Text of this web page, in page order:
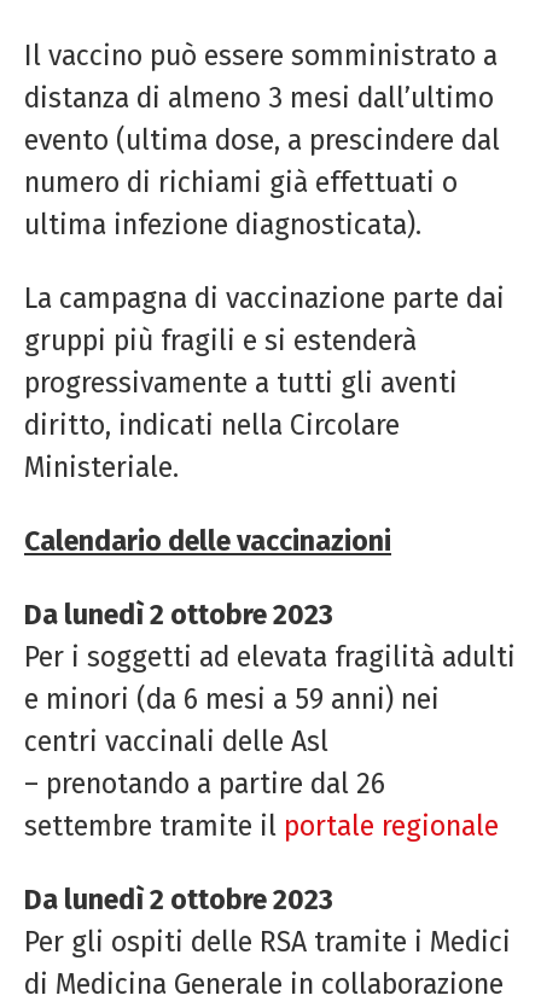
Il vaccino può essere somministrato a
distanza di almeno 3 mesi dall’ultimo
evento (ultima dose, a prescindere dal
numero di richiami già effettuati o
ultima infezione diagnosticata).
La campagna di vaccinazione parte dai
gruppi più fragili e si estenderà
progressivamente a tutti gli aventi
diritto, indicati nella Circolare
Ministeriale.
Calendario delle vaccinazioni
Da lunedì 2 ottobre 2023
Per i soggetti ad elevata fragilità adulti
e minori (da 6 mesi a 59 anni) nei
centri vaccinali delle Asl
– prenotando a partire dal 26
settembre tramite il portale regionale
Da lunedì 2 ottobre 2023
Per gli ospiti delle RSA tramite i Medici
di Medicina Generale in collaborazione